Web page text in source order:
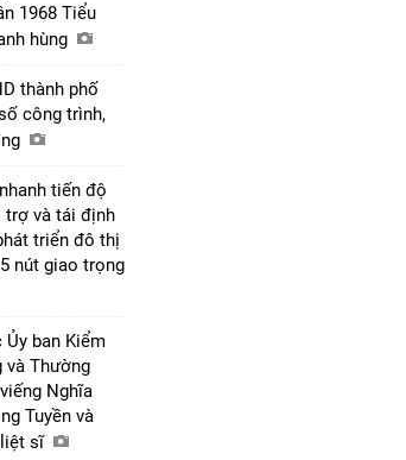
1968 Tiểu
hùng
thành phố
công trình,
tiến độ
trợ và tái định
triển đô thị
nút giao trọng
ban Kiểm
và Thường
Nghĩa
Tuyền và
sĩ